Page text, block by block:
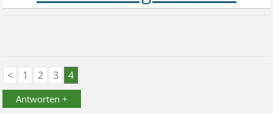
< 1 2 3 4
Antworten +